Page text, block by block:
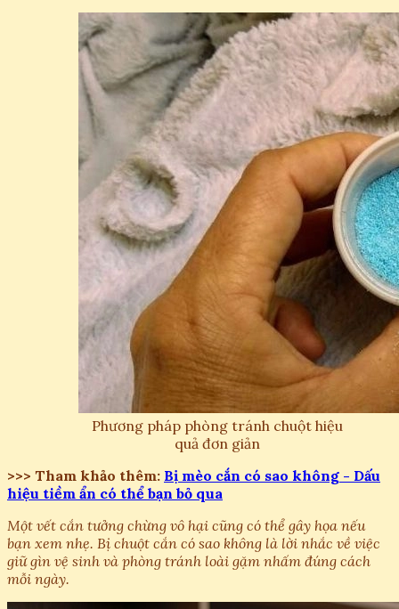
Phương pháp phòng tránh chuột hiệu
quả đơn giản
>>> Tham khảo thêm: Bị mèo cắn có sao không - Dấu
hiệu tiềm ẩn có thể bạn bỏ qua
Một vết cắn tưởng chừng vô hại cũng có thể gây họa nếu
bạn xem nhẹ. Bị chuột cắn có sao không là lời nhắc về việc
giữ gìn vệ sinh và phòng tránh loài gặm nhấm đúng cách
mỗi ngày.